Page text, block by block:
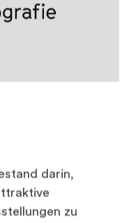
darin,
zu